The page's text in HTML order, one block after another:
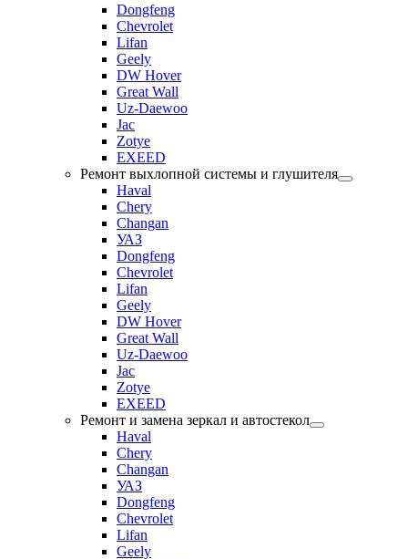
Dongfeng
Chevrolet
Lifan
Geely
DW Hover
Great Wall
Uz-Daewoo
Jac
Zotye
EXEED
Ремонт выхлопной системы и глушителя
Haval
Chery
Changan
УАЗ
Dongfeng
Chevrolet
Lifan
Geely
DW Hover
Great Wall
Uz-Daewoo
Jac
Zotye
EXEED
Ремонт и замена зеркал и автостекол
Haval
Chery
Changan
УАЗ
Dongfeng
Chevrolet
Lifan
Geely